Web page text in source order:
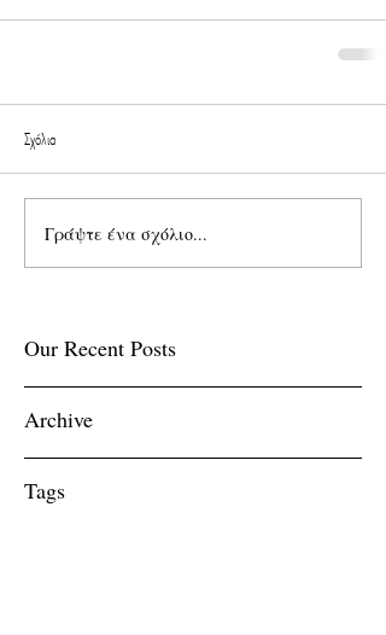
Σχόλια
Γράψτε ένα σχόλιο...
Our Recent Posts
Archive
Tags